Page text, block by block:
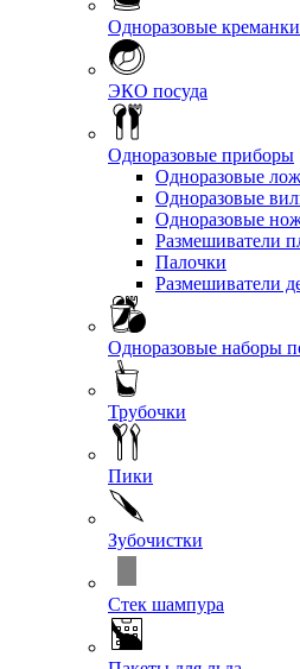
Одноразовые креманки
ЭКО посуда
Одноразовые приборы
Одноразовые
Одноразовые
Одноразовые
Размешиватели
Палочки
Размешиватели
Одноразовые наборы
Трубочки
Пики
Зубочистки
Стек шампура